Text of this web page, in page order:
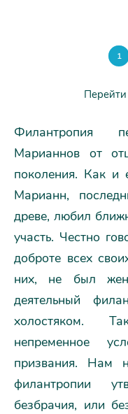
1
Филантропия
Марианнов от
поколения. Как
Марианн,
древе, любил
участь. Честно
доброте всех
них, не был
деятельный
холостяком.
непременное
призвания. Нам
филантропии
безбрачия, или